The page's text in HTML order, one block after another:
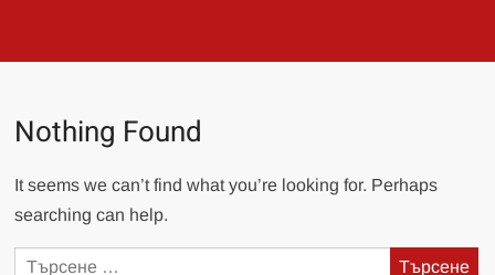
Nothing Found
It seems we can’t find what you’re looking for. Perhaps
searching can help.
Търсене